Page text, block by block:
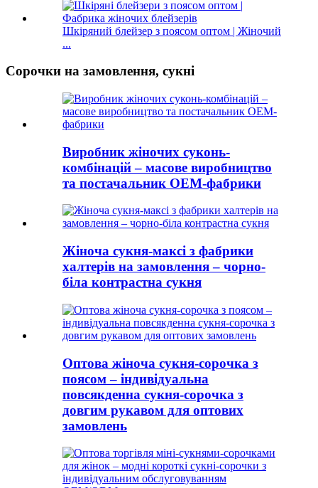
Шкіряний блейзер з поясом оптом | Жіночий
...
Сорочки на замовлення, сукні
Виробник жіночих суконь-
комбінацій – масове виробництво
та постачальник OEM-фабрики
Жіноча сукня-максі з фабрики
халтерів на замовлення – чорно-
біла контрастна сукня
Оптова жіноча сукня-сорочка з
поясом – індивідуальна
повсякденна сукня-сорочка з
довгим рукавом для оптових
замовлень